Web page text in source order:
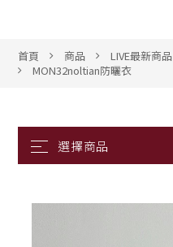
ALL ITEM
首頁 商品 LIVE最新商品
MON32noltian防曬衣